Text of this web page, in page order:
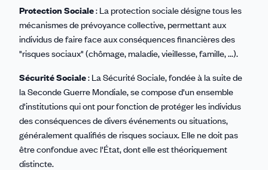
Protection Sociale: La protection sociale désigne tous les
mécanismes de prévoyance collective, permettant aux
individus de faire face aux conséquences financières des
"risques sociaux" (chômage, maladie, vieillesse, famille, ...).
Sécurité Sociale: La Sécurité Sociale, fondée à la suite de
la Seconde Guerre Mondiale, se compose d'un ensemble
d'institutions qui ont pour fonction de protéger les individus
des conséquences de divers événements ou situations,
généralement qualifiés de risques sociaux. Elle ne doit pas
être confondue avec l'État, dont elle est théoriquement
distincte.